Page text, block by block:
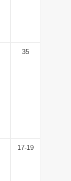
35
17-19